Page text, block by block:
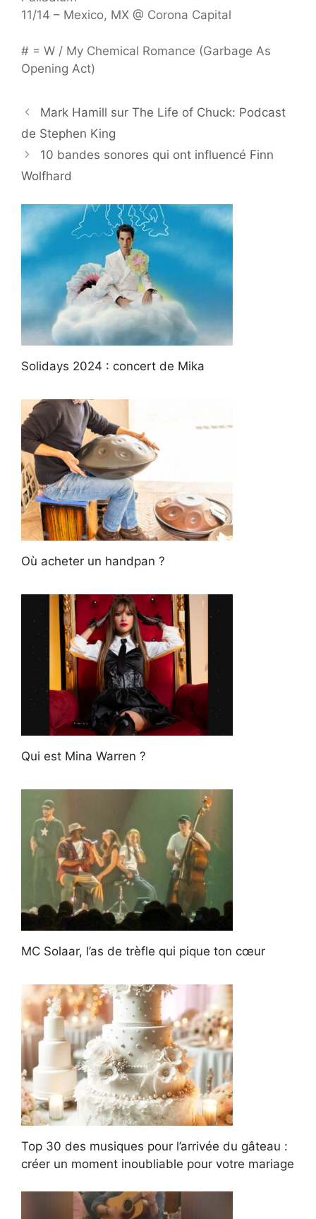
11/14 – Mexico, MX @ Corona Capital
# = W / My Chemical Romance (Garbage As
Opening Act)
Mark Hamill sur The Life of Chuck: Podcast
de Stephen King
10 bandes sonores qui ont influencé Finn
Wolfhard
Solidays 2024 : concert de Mika
Où acheter un handpan ?
Qui est Mina Warren ?
MC Solaar, l’as de trèfle qui pique ton cœur
Top 30 des musiques pour l’arrivée du gâteau :
créer un moment inoubliable pour votre mariage